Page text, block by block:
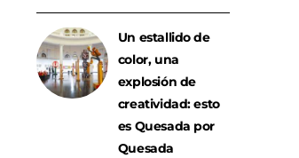
Un estallido de
color, una
explosión de
creatividad: esto
es Quesada por
Quesada